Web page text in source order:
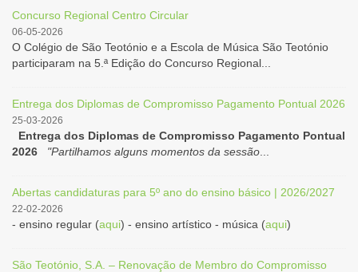
Concurso Regional Centro Circular
06-05-2026
O Colégio de São Teotónio e a Escola de Música São Teotónio
participaram na 5.ª Edição do Concurso Regional...
Entrega dos Diplomas de Compromisso Pagamento Pontual 2026
25-03-2026
Entrega dos Diplomas de Compromisso Pagamento Pontual
2026
"Partilhamos alguns momentos da sessão
Abertas candidaturas para 5º ano do ensino básico | 2026/2027
22-02-2026
- ensino regular (aqui) - ensino artístico - música (aqui)
São Teotónio, S.A. – Renovação de Membro do Compromisso